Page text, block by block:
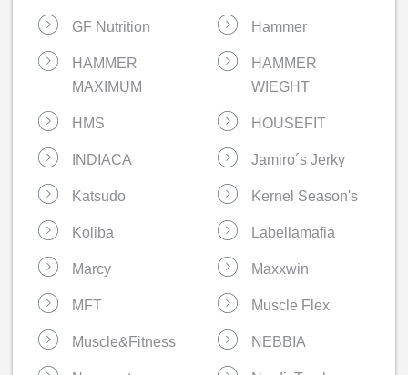
GF Nutrition Hammer
HAMMER
MAXIMUM
HAMMER
WIEGHT
HMS HOUSEFIT
INDIACA Jamiro´s Jerky
Katsudo Kernel Season's
Koliba Labellamafia
Marcy Maxxwin
MFT Muscle Flex
Muscle&Fitness NEBBIA